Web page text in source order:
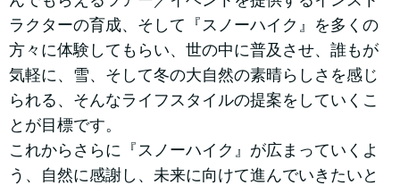
ラクターの育成、そして『スノーハイク』を多くの
方々に体験してもらい、世の中に普及させ、誰もが
気軽に、雪、そして冬の大自然の素晴らしさを感じ
られる、そんなライフスタイルの提案をしていくこ
とが目標です。
これからさらに『スノーハイク』が広まっていくよ
う、自然に感謝し、未来に向けて進んでいきたいと